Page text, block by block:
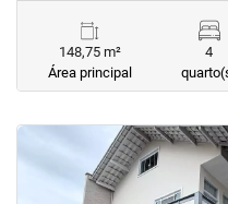
148,75 m²
Área principal
4